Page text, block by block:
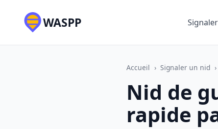
WASPP
Accueil › Signaler un nid ›
Nid de
rapide